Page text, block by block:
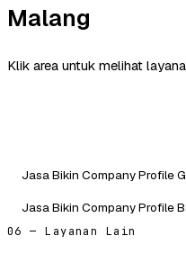
Malang
Klik area untuk melihat
Jasa Bikin Company Profile
Jasa Bikin Company Profile
06 — Layanan Lain